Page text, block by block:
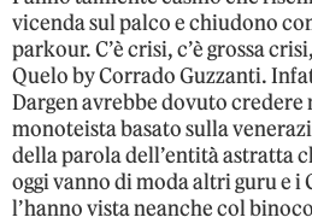
vicenda sul palco e chiudono
parkour. C’è crisi, c’è grossa
Quelo by Corrado Guzzanti.
Dargen avrebbe dovuto credere
monoteista basato sulla
della parola dell’entità astratta
oggi vanno di moda altri guru e
l’hanno vista neanche col